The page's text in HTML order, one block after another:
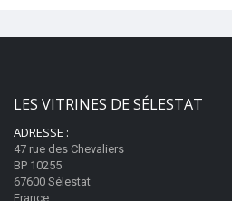
LES VITRINES DE SÉLESTAT
ADRESSE :
47 rue des Chevaliers
BP 10255
67600 Sélestat
France